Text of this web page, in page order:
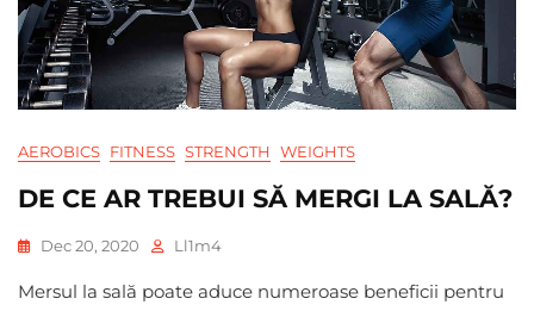
AEROBICS FITNESS STRENGTH WEIGHTS
DE CE AR TREBUI SĂ MERGI LA SALĂ?
Dec 20, 2020 Ll1m4
Mersul la sală poate aduce numeroase beneficii pentru